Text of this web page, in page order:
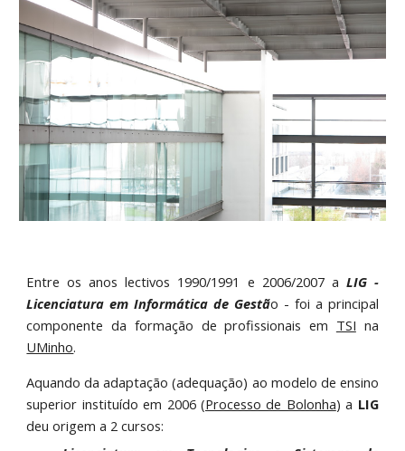
Entre os anos lectivos 1990/1991 e 2006/2007 a LIG -
Licenciatura em Informática de Gestão - foi a principal
componente da formação de profissionais em TSI na
UMinho.
Aquando da adaptação (adequação) ao modelo de ensino
superior instituído em 2006 (Processo de Bolonha) a LIG
deu origem a 2 cursos: